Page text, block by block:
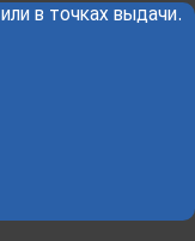
в точках выдачи.